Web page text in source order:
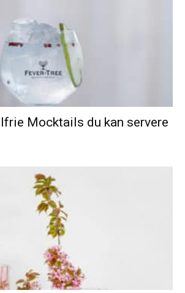
Mocktails du kan servere